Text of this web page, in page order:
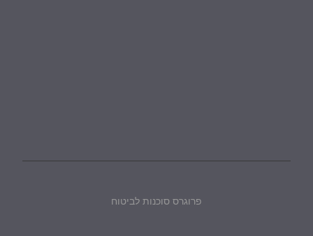
פרוגרס סוכנות לביטוח